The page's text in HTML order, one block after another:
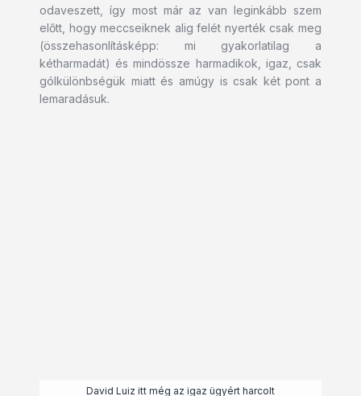
odaveszett, így most már az van leginkább szem
előtt, hogy meccseiknek alig felét nyerték csak meg
(összehasonlításképp: mi gyakorlatilag a
kétharmadát) és mindössze harmadikok, igaz, csak
gólkülönbségük miatt és amúgy is csak két pont a
lemaradásuk.
David Luiz itt még az igaz ügyért harcolt